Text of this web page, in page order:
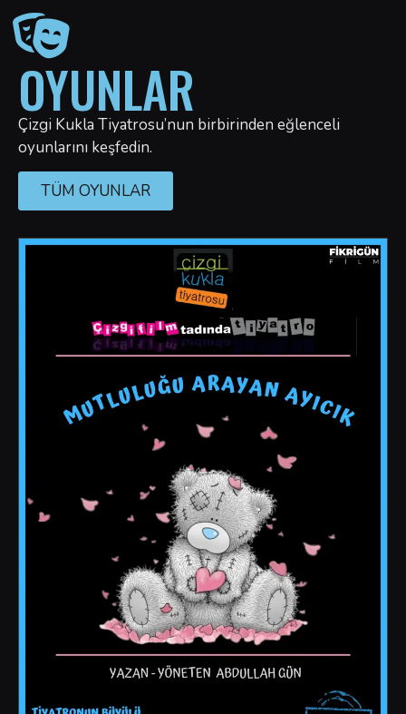
OYUNLAR
Çizgi Kukla Tiyatrosu’nun birbirinden eğlenceli
oyunlarını keşfedin.
TÜM OYUNLAR